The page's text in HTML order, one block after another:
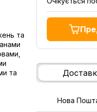
та
та
Нова